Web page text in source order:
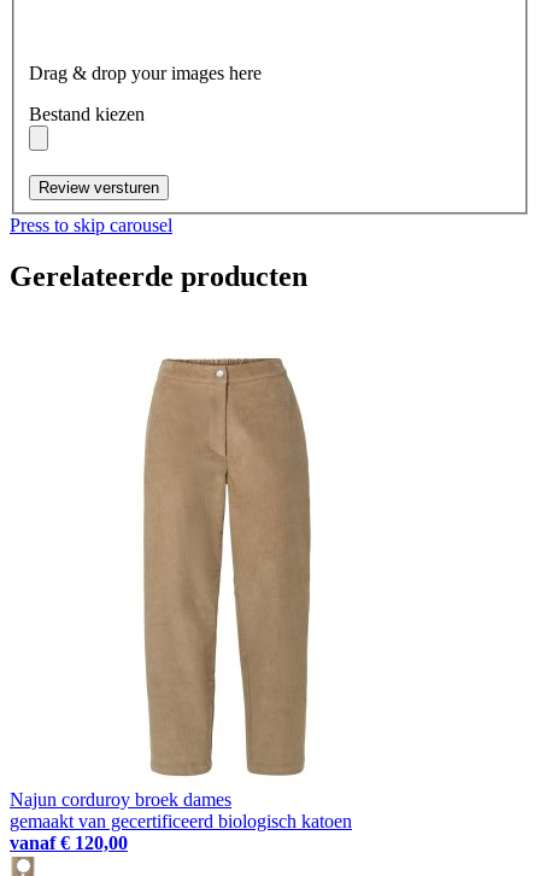
Drag & drop your images here
Bestand kiezen
Review versturen
Press to skip carousel
Gerelateerde producten
Najun corduroy broek dames
gemaakt van gecertificeerd biologisch katoen
vanaf € 120,00